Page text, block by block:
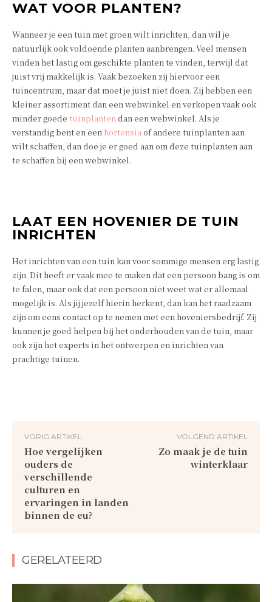
WAT VOOR PLANTEN?
Wanneer je een tuin met groen wilt inrichten, dan wil je
natuurlijk ook voldoende planten aanbrengen. Veel mensen
vinden het lastig om geschikte planten te vinden, terwijl dat
juist vrij makkelijk is. Vaak bezoeken zij hiervoor een
tuincentrum, maar dat moet je juist niet doen. Zij hebben een
kleiner assortiment dan een webwinkel en verkopen vaak ook
minder goede tuinplanten dan een webwinkel. Als je
verstandig bent en een hortensia of andere tuinplanten aan
wilt schaffen, dan doe je er goed aan om deze tuinplanten aan
te schaffen bij een webwinkel.
LAAT EEN HOVENIER DE TUIN
INRICHTEN
Het inrichten van een tuin kan voor sommige mensen erg lastig
zijn. Dit heeft er vaak mee te maken dat een persoon bang is om
te falen, maar ook dat een persoon niet weet wat er allemaal
mogelijk is. Als jij jezelf hierin herkent, dan kan het raadzaam
zijn om eens contact op te nemen met een hoveniersbedrijf. Zij
kunnen je goed helpen bij het onderhouden van de tuin, maar
ook zijn het experts in het ontwerpen en inrichten van
prachtige tuinen.
VORIG ARTIKEL
Hoe vergelijken
ouders de
verschillende
culturen en
ervaringen in landen
binnen de eu?
VOLGEND ARTIKEL
Zo maak je de tuin
winterklaar
GERELATEERD